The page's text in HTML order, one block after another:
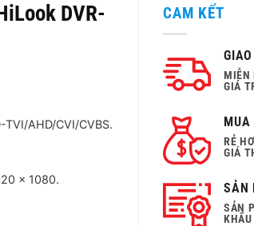
CAM KẾT
MIỄN
GIÁ
MUA
RẺ
GIÁ
SẢN
SẢN
DVR-
₫.
AHD/CVI/CVBS.
× 1080.